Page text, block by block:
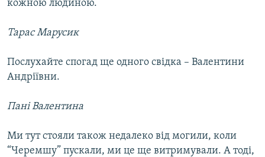
кожною людиною.
Тарас Марусик
Послухайте спогад ще одного свідка – Валентини
Андріївни.
Пані Валентина
Ми тут стояли також недалеко від могили, коли
“Черемшу” пускали, ми це ще витримували. А тоді,